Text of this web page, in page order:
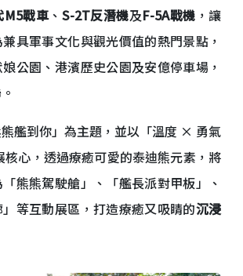
M5戰車、 S-2T反潛機及F-5A戰機 ，讓
具軍事文化與觀光價值的熱門景點，
公園、港濱歷史公園及安億停車場，
艦到你」為主題，並以「溫度 × 勇氣
心，透過療癒可愛的泰迪熊元素，將
熊熊駕駛艙」、「艦長派對甲板」、
」等互動展區，打造療癒又吸睛的沉浸